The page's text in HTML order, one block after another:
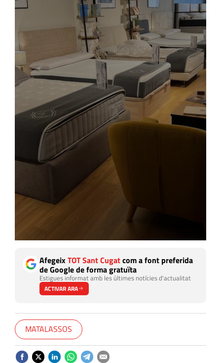
AfegeixTOT Sant Cugatcom a font preferida
de Google de forma gratuïta
Estigues informat amb les últimes notícies d'actualitat
ACTIVAR ARA
MATALASSOS